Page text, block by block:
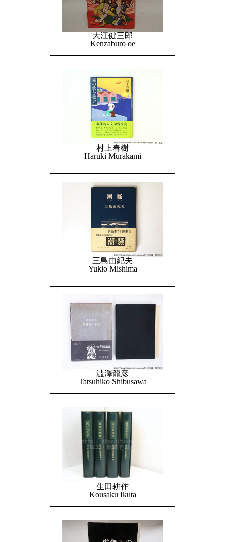
大江健三郎
Kenzaburo oe
村上春樹
Haruki Murakami
三島由紀夫
Yukio Mishima
澁澤龍彦
Tatsuhiko Shibusawa
生田耕作
Kousaku Ikuta